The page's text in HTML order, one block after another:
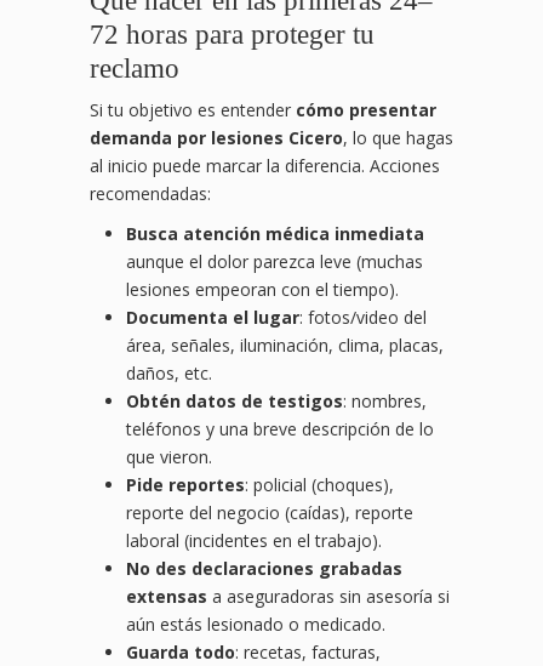
72 horas para proteger tu
reclamo
Si tu objetivo es entender cómo presentar
demanda por lesiones Cicero, lo que hagas
al inicio puede marcar la diferencia. Acciones
recomendadas:
Busca atención médica inmediata
aunque el dolor parezca leve (muchas
lesiones empeoran con el tiempo).
Documenta el lugar: fotos/video del
área, señales, iluminación, clima, placas,
daños, etc.
Obtén datos de testigos: nombres,
teléfonos y una breve descripción de lo
que vieron.
Pide reportes: policial (choques),
reporte del negocio (caídas), reporte
laboral (incidentes en el trabajo).
No des declaraciones grabadas
extensas a aseguradoras sin asesoría si
aún estás lesionado o medicado.
Guarda todo: recetas, facturas,